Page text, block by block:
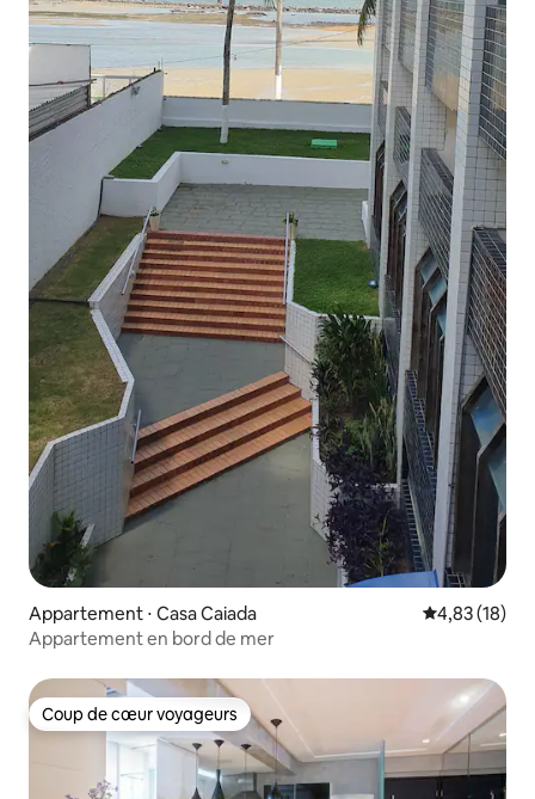
Appartement ⋅ Casa Caiada Évaluation
4,83 (18)
Appartement en bord de mer
Coup de cœur voyageurs
Coup de cœur voyageurs